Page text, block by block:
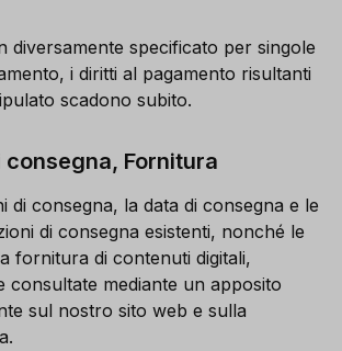
diversamente specificato per singole
i diritti al pagamento risultanti
scadono subito.
consegna, Fornitura
di consegna, la data di consegna e le
di consegna esistenti, nonché le
fornitura di contenuti digitali,
consultate mediante un apposito
sul nostro sito web e sulla